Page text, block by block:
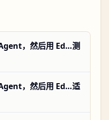
，然后用 Ed…测
，然后用 Ed…适